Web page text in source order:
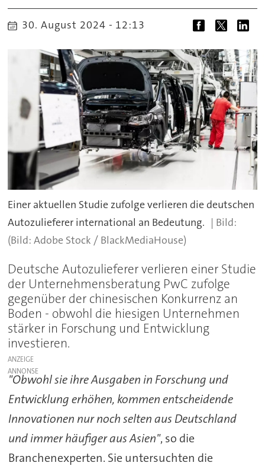
30. August 2024 - 12:13
Einer aktuellen Studie zufolge verlieren die deutschen
Autozulieferer international an Bedeutung.
(Bild: Adobe Stock / BlackMediaHouse)
Deutsche Autozulieferer verlieren einer Studie
der Unternehmensberatung PwC zufolge
gegenüber der chinesischen Konkurrenz an
Boden - obwohl die hiesigen Unternehmen
stärker in Forschung und Entwicklung
investieren.
ANZEIGE
"Obwohl sie ihre Ausgaben in Forschung und
Entwicklung erhöhen, kommen entscheidende
Innovationen nur noch selten aus Deutschland
und immer häufiger aus Asien", so die
Branchenexperten. Sie untersuchten die